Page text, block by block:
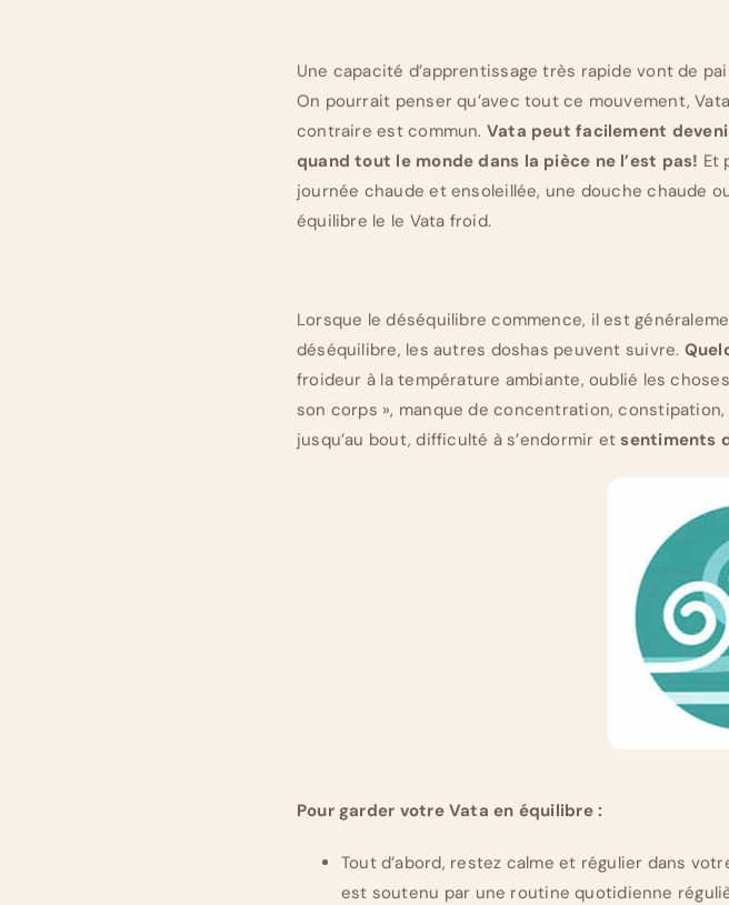
Une capacité d’apprentissage très rapide vont de
On pourrait penser qu’avec tout ce mouvement,
contraire est commun. Vata peut facilement
quand tout le monde dans la pièce ne l’est pas! Et
journée chaude et ensoleillée, une douche chaude
équilibre le le Vata froid.
Lorsque le déséquilibre commence, il est
déséquilibre, les autres doshas peuvent suivre.
froideur à la température ambiante, oublié les
son corps », manque de concentration,
jusqu’au bout, difficulté à s’endormir et sentiments
Pour garder votre Vata en équilibre :
Tout d’abord, restez calme et régulier dans
est soutenu par une routine quotidienne